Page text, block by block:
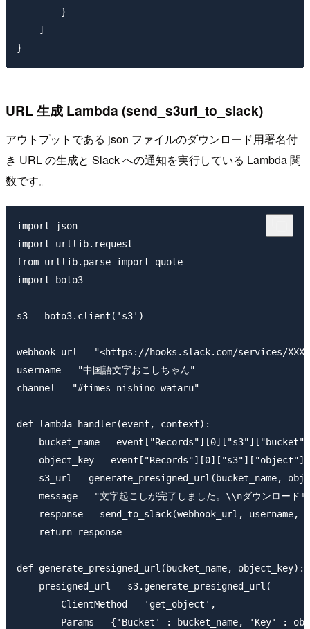
        }
    ]
URL 生成 Lambda (send_s3url_to_slack)
アウトプットである json ファイルのダウンロード用署名付
き URL の生成と Slack への通知を実行している Lambda 関
数です。
import json
import urllib.request
from urllib.parse import quote
import boto3
s3 = boto3.client('s3')
webhook_url = "<https://hooks.slack.com/services/
username = "中国語文字おこしちゃん"
channel = "#times-nishino-wataru"
def lambda_handler(event, context):
bucket_name =
object_key =
s3_url = generate_presigned_url(bucket_name,
message = "文字起こしが完了しました。\\nダウンロー
response = send_to_slack(webhook_url, username,
    return response
def generate_presigned_url(bucket_name, object_key):
    presigned_url = s3.generate_presigned_url(
        ClientMethod = 'get_object',
Params = {'Bucket' : bucket_name, 'Key' :